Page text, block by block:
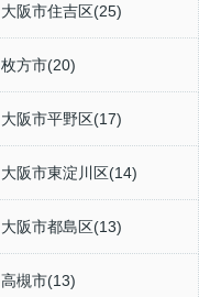
大阪市住吉区(25)
枚方市(20)
大阪市平野区(17)
大阪市東淀川区(14)
大阪市都島区(13)
高槻市(13)